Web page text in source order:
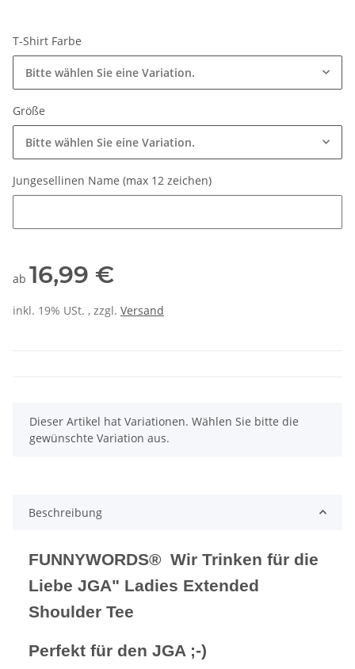
T-Shirt Farbe
Bitte wählen Sie eine Variation.
Größe
Bitte wählen Sie eine Variation.
Jungesellinen Name (max 12 zeichen)
ab 16,99 €
inkl. 19% USt. , zzgl. Versand
x
Dieser Artikel hat Variationen. Wählen Sie bitte die
gewünschte Variation aus.
Beschreibung
FUNNYWORDS® Wir Trinken für die
Liebe JGA" Ladies Extended
Shoulder Tee
Perfekt für den JGA ;-)